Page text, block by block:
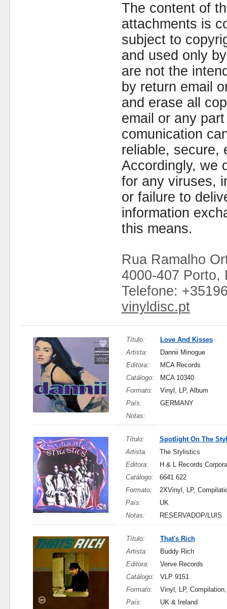
The content of
attachments is
subject to
and used only
are not the
by return email
and erase all
email or any
comunication
reliable, secure,
Accordingly, we
for any viruses,
or failure to
information
this means.
Rua Ramalho
4000-407 Porto,
Telefone:
vinyldisc.pt
Título:
Love And Kisses
Artista:
Dannii Minogue
Editora:
MCA Records
Catálogo:
MCA 10340
Formato:
Vinyl, LP, Album
País:
GERMANY
Notas:
Título:
Spotlight On The
Artista:
The Stylistics
Editora:
H & L Records
Catálogo:
6641 622
Formato:
2XVinyl, LP,
País:
UK
Notas:
RESERVADOP/LUIS
Título:
That's Rich
Artista:
Buddy Rich
Editora:
Verve Records
Catálogo:
VLP 9151
Formato:
Vinyl, LP,
País:
UK & Ireland